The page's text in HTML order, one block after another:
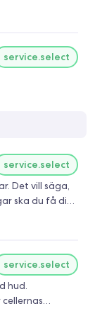
lager. -
fina linjer. -
service.select
service.select
Det vill säga,
ska du få din
hem med
service.select
hud.
hudens